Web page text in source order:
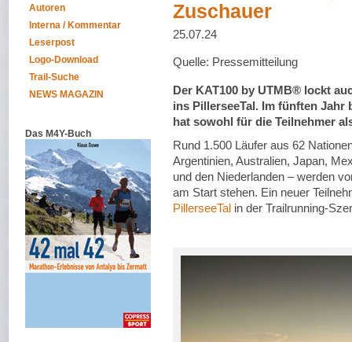
Autoren
Interna / Kommentar
Leserpost
Logo-Download
Trail-Suche
NEWS MAGAZIN
Das M4Y-Buch
Zuschauer
25.07.24
Quelle: Pressemitteilung
Der KAT100 by UTMB® lockt
ins PillerseeTal. Im fünften Jahr
hat sowohl für die Teilnehmer
Rund 1.500 Läufer aus 62
Argentinien, Australien, Japan,
und den Niederlanden – werden
am Start stehen. Ein neuer
PillerseeTal in der Trailrunning-